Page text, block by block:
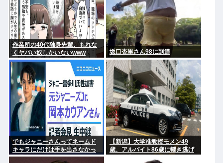
作業所の40代独身先輩、もれな
くヤバい奴しかいないwww
坂口杏里さん98に到達
でもジャニーさんってネームド
キャラにだけは手を出さなかっ
た星人だよな
【新潟】大学准教授モメン49
歳、アルバイト86歳に轢き逃げ